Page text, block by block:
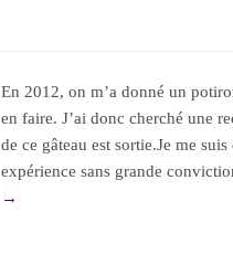
En 2012, on m’a donné un
en faire. J’ai donc cherché une
de ce gâteau est sortie.Je me
expérience sans grande
→